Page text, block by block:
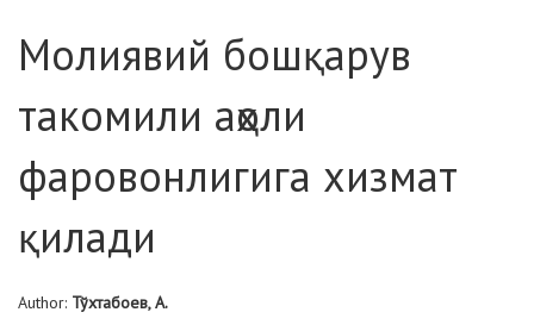
Молиявий бошқарув
такомили аҳоли
фаровонлигига хизмат
қилади
Author: Тўхтабоев, А.